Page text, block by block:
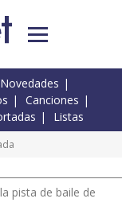
Novedades
Canciones
Listas
pista de baile de